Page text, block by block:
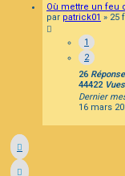
Où mettre un feu
par patrick01 » 25
1
2
26
44422 Vues
Dernier
16 mars